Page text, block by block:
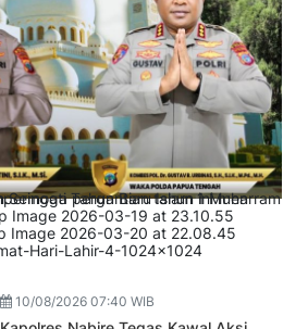
10/08/2026 07:40 WIB